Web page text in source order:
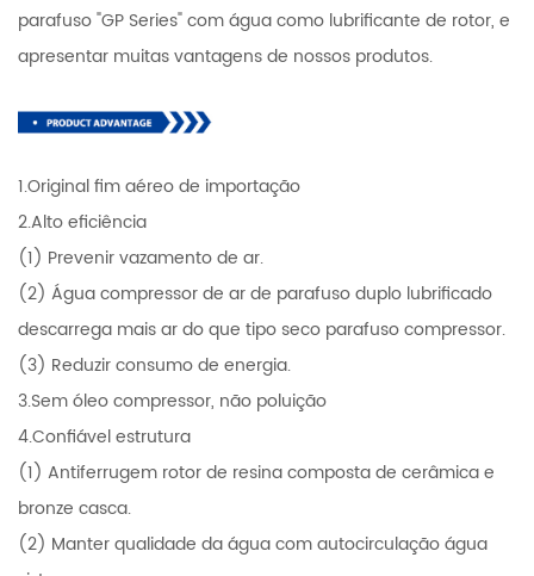
parafuso "GP Series" com água como lubrificante de rotor, e
apresentar muitas vantagens de nossos produtos.
1.Original fim aéreo de importação
2.Alto eficiência
(1) Prevenir vazamento de ar.
(2) Água compressor de ar de parafuso duplo lubrificado
descarrega mais ar do que tipo seco parafuso compressor.
(3) Reduzir consumo de energia.
3.Sem óleo compressor, não poluição
4.Confiável estrutura
(1) Antiferrugem rotor de resina composta de cerâmica e
bronze casca.
(2) Manter qualidade da água com autocirculação água